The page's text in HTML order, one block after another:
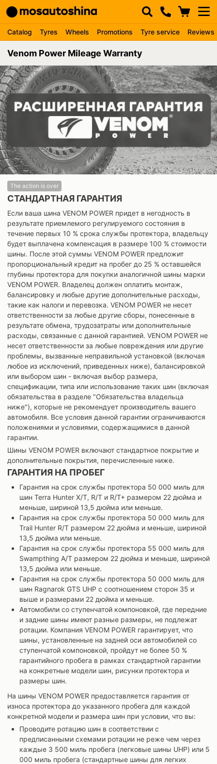
Catalog Tyres Wheels Promotions Tyre service Reviews
Venom Power Mileage Warranty
The action is over
СТАНДАРТНАЯ ГАРАНТИЯ
Если ваша шина VENOM POWER придет в негодность в
результате приемлемого регулируемого состояния в
течение первых 10 % срока службы протектора, владельцу
будет выплачена компенсация в размере 100 % стоимости
шины. После этой суммы VENOM POWER предложит
пропорциональный кредит на пробег до 25 % оставшейся
глубины протектора для покупки аналогичной шины марки
VENOM POWER. Владелец должен оплатить монтаж,
балансировку и любые другие дополнительные расходы,
такие как налоги и перевозка. VENOM POWER не несет
ответственности за любые другие сборы, понесенные в
результате обмена, трудозатраты или дополнительные
расходы, связанные с данной гарантией. VENOM POWER не
несет ответственности за любые повреждения или другие
проблемы, вызванные неправильной установкой (включая
любое из исключений, приведенных ниже), балансировкой
или выбором шин - включая выбор размера,
спецификации, типа или использование таких шин (включая
обязательства в разделе "Обязательства владельца
ниже"), которые не рекомендует производитель вашего
автомобиля. Все условия данной гарантии ограничиваются
положениями и условиями, содержащимися в данной
гарантии.
Шины VENOM POWER включают стандартное покрытие и
дополнительные покрытия, перечисленные ниже.
ГАРАНТИЯ НА ПРОБЕГ
Гарантия на срок службы протектора 50 000 миль для
шин Terra Hunter X/T, R/T и R/T+ размером 22 дюйма и
меньше, шириной 13,5 дюйма или меньше.
Гарантия на срок службы протектора 50 000 миль для
Trail Hunter R/T размером 22 дюйма и меньше, шириной
13,5 дюйма или меньше.
Гарантия на срок службы протектора 55 000 миль для
Swampthing A/T размером 22 дюйма и меньше, шириной
13,5 дюйма или меньше.
Гарантия на срок службы протектора 50 000 миль для
шин Ragnarok GTS UHP с соотношением сторон 35 и
выше и размерами 22 дюйма и меньше.
Автомобили со ступенчатой компоновкой, где передние
и задние шины имеют разные размеры, не подлежат
ротации. Компания VENOM POWER гарантирует, что
шины, установленные на задней оси автомобилей со
ступенчатой компоновкой, пройдут не более 50 %
гарантийного пробега в рамках стандартной гарантии
на конкретные модели шин, рисунки протектора и
размеры шин.
На шины VENOM POWER предоставляется гарантия от
износа протектора до указанного пробега для каждой
конкретной модели и размера шин при условии, что вы:
Проводите ротацию шин в соответствии с
предписанными схемами ротации не реже чем через
каждые 3 500 миль пробега (легковые шины UHP) или 5
000 миль пробега (стандартные шины для легких